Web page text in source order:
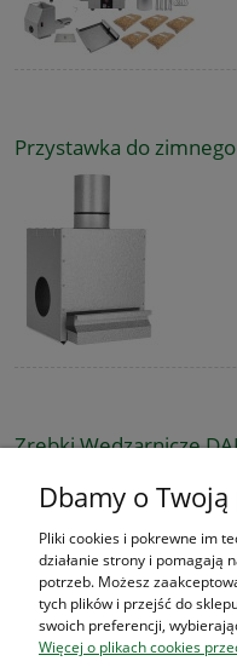
Przystawka do
Zrębki Wędzarnicze
Dbamy o
Pliki cookies i pokrewne im
działanie strony i pomagają
potrzeb. Możesz
tych plików i przejść do
swoich preferencji,
Więcej o plikach cookies